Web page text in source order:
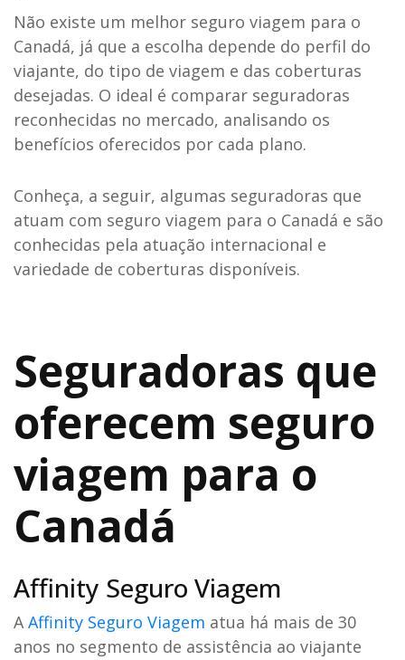
Não existe um melhor seguro viagem para o
Canadá, já que a escolha depende do perfil do
viajante, do tipo de viagem e das coberturas
desejadas. O ideal é comparar seguradoras
reconhecidas no mercado, analisando os
benefícios oferecidos por cada plano.
Conheça, a seguir, algumas seguradoras que
atuam com seguro viagem para o Canadá e são
conhecidas pela atuação internacional e
variedade de coberturas disponíveis.
Seguradoras que
oferecem seguro
viagem para o
Canadá
Affinity Seguro Viagem
A Affinity Seguro Viagem atua há mais de 30
anos no segmento de assistência ao viajante